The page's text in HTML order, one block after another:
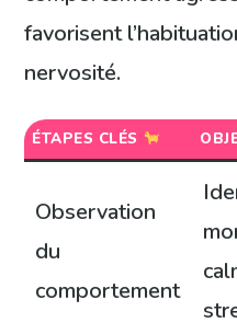
favorisent
nervosité.
ÉTAPES CLÉS
Observation
du
comportement